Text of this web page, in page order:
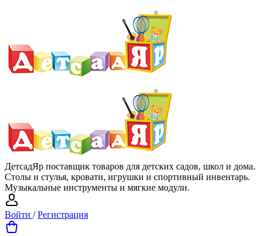
ДетсадЯр поставщик товаров для детских садов, школ и дома.
Столы и стулья, кровати, игрушки и спортивный инвентарь.
Музыкальные инструменты и мягкие модули.
Войти /Регистрация